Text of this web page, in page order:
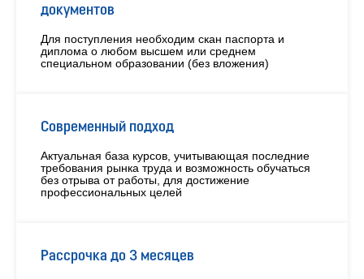
документов
Для поступления необходим скан паспорта и
диплома о любом высшем или среднем
специальном образовании (без вложения)
Современный подход
Актуальная база курсов, учитывающая последние
требования рынка труда и возможность обучаться
без отрыва от работы, для достижение
профессиональных целей
Рассрочка до 3 месяцев